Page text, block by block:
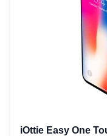
iOttie Easy One